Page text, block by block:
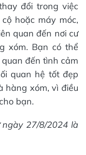
đổi trong việc
hoặc máy móc,
quan đến nơi cư
xóm. Bạn có thể
đến tình cảm
quan hệ tốt đẹp
hàng xóm, vì điều
bạn.
ngày 27/8/2024 là